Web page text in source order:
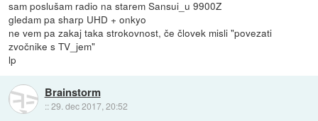
sam poslušam radio na starem Sansui_u 9900Z
gledam pa sharp UHD + onkyo
ne vem pa zakaj taka strokovnost, če človek misli "povezati
zvočnike s TV_jem"
lp
Brainstorm
::29. dec 2017, 20:52